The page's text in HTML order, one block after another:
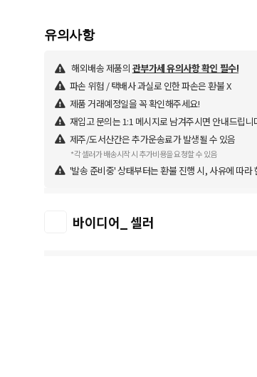
유의사항
해외배송 제품의 관부가세 유의사항 확인 필수!
파손 위험 / 택배사 과실로 인한 파손은 환불 X
제품 거래예정일을 꼭 확인해주세요!
재입고 문의는 1:1 메시지로 남겨주시면 안내드립니
제주/도서산간은 추가운송료가 발생될 수 있음
*각 셀러가 배송시작 시 추가비용을 요청할 수 있음
'발송 준비중' 상태부터는 환불 진행 시, 사유에 따
바이디어_ 셀러